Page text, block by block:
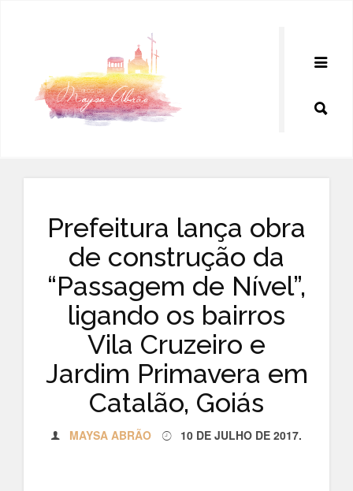
Prefeitura lança obra
de construção da
“Passagem de Nível”,
ligando os bairros
Vila Cruzeiro e
Jardim Primavera em
Catalão, Goiás
MAYSA ABRÃO 10 DE JULHO DE 2017.